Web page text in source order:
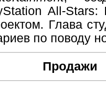
All-Stars:
Глава
по поводу
Продажи